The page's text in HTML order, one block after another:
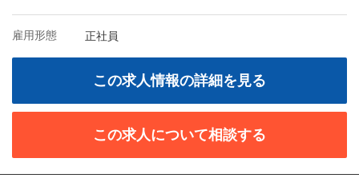
雇用形態 正社員
この求人情報の詳細を見る
この求人について相談する